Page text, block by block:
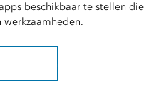
beschikbaar te stellen die